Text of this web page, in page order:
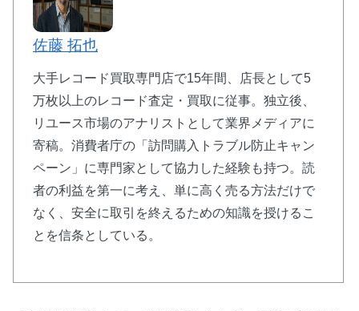
佐藤 拓也
大手レコード買取専門店で15年間、店長として5
万枚以上のレコード査定・買取に従事。独立後、
リユース市場のアナリストとして業界メディアに
寄稿。消費者庁の「訪問購入トラブル防止キャン
ペーン」に専門家として協力した経験も持つ。読
者の利益を第一に考え、単に高く売る方法だけで
なく、安全に取引を終えるための知識を授けるこ
とを信条としている。